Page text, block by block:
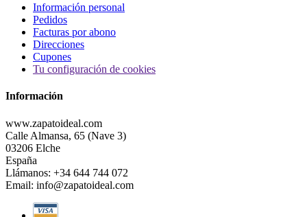
Información personal
Pedidos
Facturas por abono
Direcciones
Cupones
Tu configuración de cookies
Información
www.zapatoideal.com
Calle Almansa, 65 (Nave 3)
03206 Elche
España
Llámanos: +34 644 744 072
Email: info@zapatoideal.com